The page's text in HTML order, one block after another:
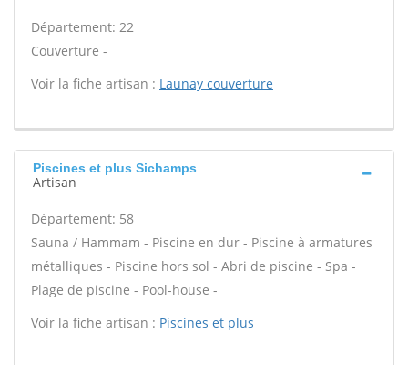
Département: 22
Couverture -
Voir la fiche artisan : Launay couverture
Piscines et plus Sichamps
Artisan
Département: 58
Sauna / Hammam - Piscine en dur - Piscine à armatures
métalliques - Piscine hors sol - Abri de piscine - Spa -
Plage de piscine - Pool-house -
Voir la fiche artisan : Piscines et plus